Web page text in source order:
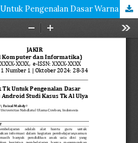
Game Edukasi Anak-Anak Tk Untuk Pengenalan Dasar Warna Dan Bentuk Berbasis Android Studi Kasus Tk Al Ulya